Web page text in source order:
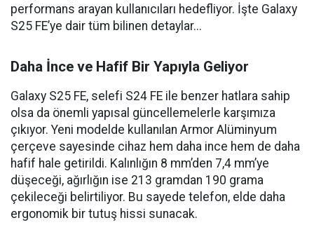
performans arayan kullanıcıları hedefliyor. İşte Galaxy
S25 FE’ye dair tüm bilinen detaylar...
Daha İnce ve Hafif Bir Yapıyla Geliyor
Galaxy S25 FE, selefi S24 FE ile benzer hatlara sahip
olsa da önemli yapısal güncellemelerle karşımıza
çıkıyor. Yeni modelde kullanılan Armor Alüminyum
çerçeve sayesinde cihaz hem daha ince hem de daha
hafif hale getirildi. Kalınlığın 8 mm’den 7,4 mm’ye
düşeceği, ağırlığın ise 213 gramdan 190 grama
çekileceği belirtiliyor. Bu sayede telefon, elde daha
ergonomik bir tutuş hissi sunacak.